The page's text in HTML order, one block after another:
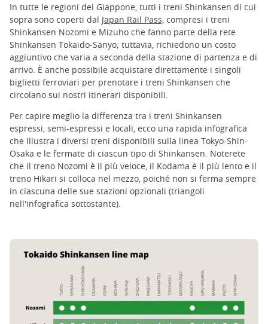
In tutte le regioni del Giappone, tutti i treni Shinkansen di cui
sopra sono coperti dal Japan Rail Pass, compresi i treni
Shinkansen Nozomi e Mizuho che fanno parte della rete
Shinkansen Tokaido-Sanyo; tuttavia, richiedono un costo
aggiuntivo che varia a seconda della stazione di partenza e di
arrivo. È anche possibile acquistare direttamente i singoli
biglietti ferroviari per prenotare i treni Shinkansen che
circolano sui nostri itinerari disponibili.
Per capire meglio la differenza tra i treni Shinkansen
espressi, semi-espressi e locali, ecco una rapida infografica
che illustra i diversi treni disponibili sulla linea Tokyo-Shin-
Osaka e le fermate di ciascun tipo di Shinkansen. Noterete
che il treno Nozomi è il più veloce, il Kodama è il più lento e il
treno Hikari si colloca nel mezzo, poiché non si ferma sempre
in ciascuna delle sue stazioni opzionali (triangoli
nell'infografica sottostante).